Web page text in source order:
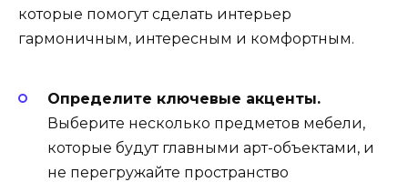
которые помогут сделать интерьер
гармоничным, интересным и комфортным.
Определите ключевые акценты.
Выберите несколько предметов мебели,
которые будут главными арт-объектами, и
не перегружайте пространство